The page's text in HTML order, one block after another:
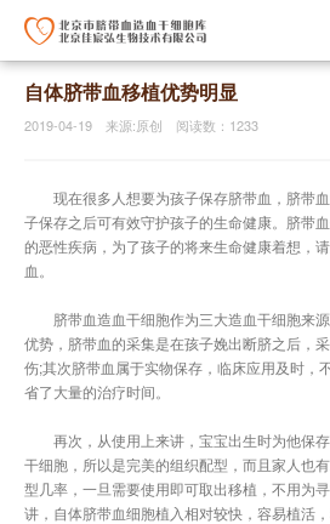
自体脐带血移植优势明显
2019-04-19 来源:原创 阅读数：1233
现在很多人想要为孩子保存脐带血，脐带
子保存之后可有效守护孩子的生命健康。脐带
的恶性疾病，为了孩子的将来生命健康着想，
血。
脐带血造血干细胞作为三大造血干细胞来源
优势，脐带血的采集是在孩子娩出断脐之后，
伤;其次脐带血属于实物保存，临床应用及时，
省了大量的治疗时间。
再次，从使用上来讲，宝宝出生时为他保存
干细胞，所以是完美的组织配型，而且家人也
型几率，一旦需要使用即可取出移植，不用为
讲，自体脐带血细胞植入相对较快，容易植活